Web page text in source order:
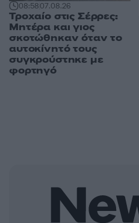
08:5807.08.26
Τροχαίο στις Σέρρες:
Μητέρα και γιος
σκοτώθηκαν όταν το
αυτοκίνητό τους
συγκρούστηκε με
φορτηγό